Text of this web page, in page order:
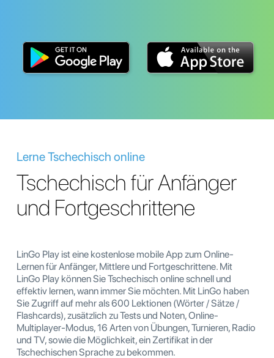
Lerne Tschechisch online
Tschechisch für Anfänger
und Fortgeschrittene
LinGo Play ist eine kostenlose mobile App zum Online-
Lernen für Anfänger, Mittlere und Fortgeschrittene. Mit
LinGo Play können Sie Tschechisch online schnell und
effektiv lernen, wann immer Sie möchten. Mit LinGo haben
Sie Zugriff auf mehr als 600 Lektionen (Wörter / Sätze /
Flashcards), zusätzlich zu Tests und Noten, Online-
Multiplayer-Modus, 16 Arten von Übungen, Turnieren, Radio
und TV, sowie die Möglichkeit, ein Zertifikat in der
Tschechischen Sprache zu bekommen.